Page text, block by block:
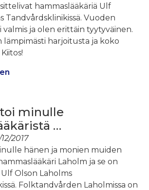
hammaslääkäriä Ulf
Tandvårdsklinikissä. Vuoden
ja olen erittäin tyytyväinen.
lämpimästi harjoitusta ja koko
minulle
…
2017
hänen ja monien muiden
Laholm ja se on
Olson Laholms
Folktandvården Laholmissa on